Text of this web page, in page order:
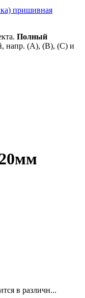
пришивная
Полный
напр. (А), (B), (С) и
в различн...